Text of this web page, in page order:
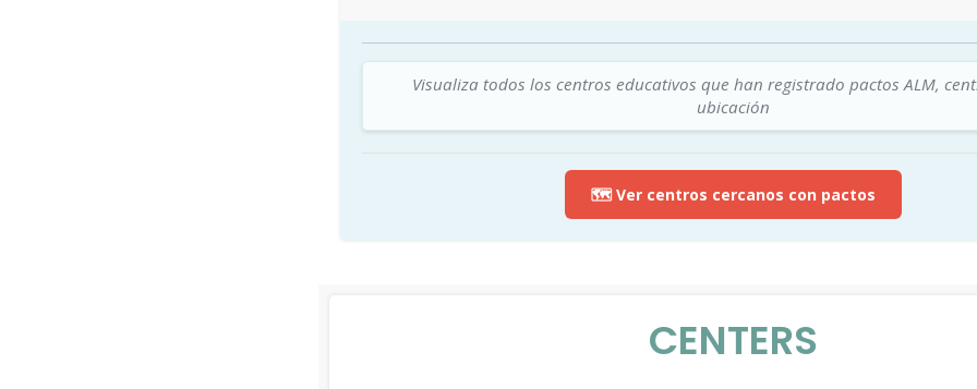
Visualiza todos los centros educativos que han registrado pactos ALM,
ubicación
🗺️ Ver centros cercanos con pactos
CENTERS